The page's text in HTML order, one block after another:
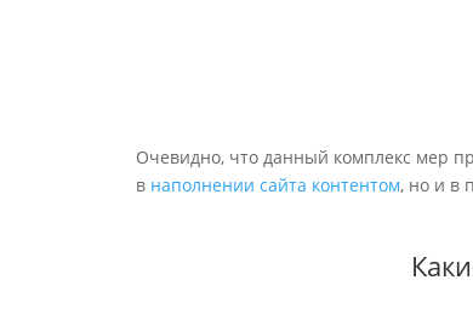
Очевидно, что данный комплекс мер
в наполнении сайта контентом, но и в